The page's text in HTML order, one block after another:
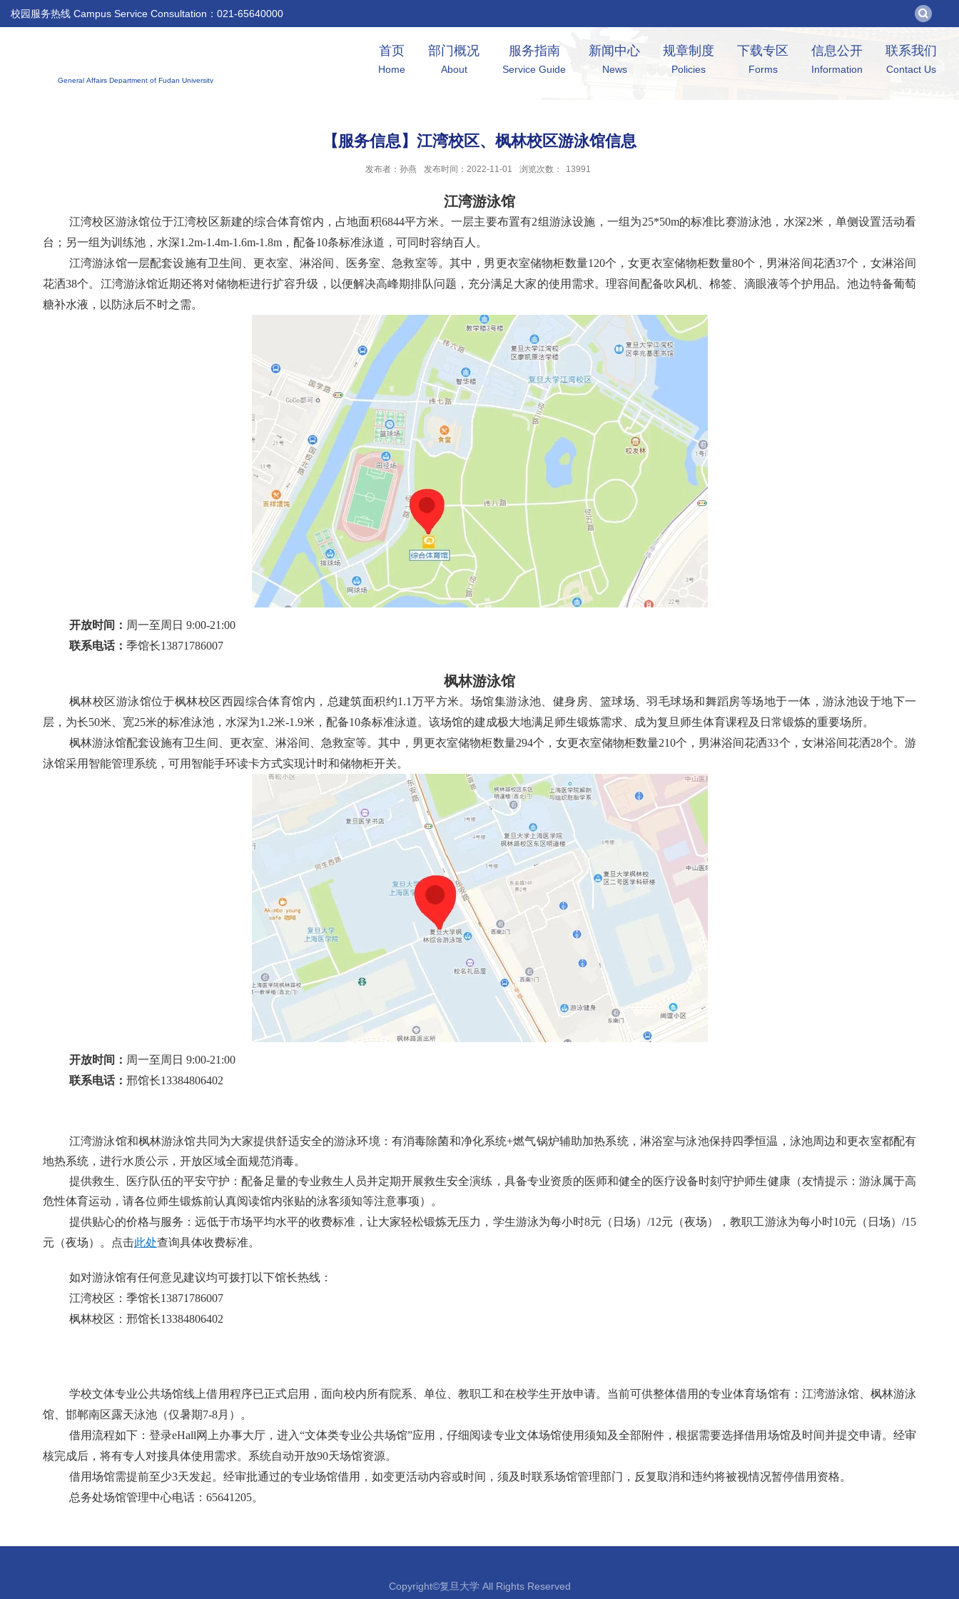
校园服务热线 Campus Service Consultation：021-65640000
首页
Home
部门概况
About
服务指南
Service Guide
新闻中心
News
规章制度
Policies
下载专区
Forms
信息公开
Information
联系我们
Contact Us
【服务信息】江湾校区、枫林校区游泳馆信息
发布者：孙燕 发布时间：2022-11-01 浏览次数： 13991
江湾游泳馆
江湾校区游泳馆位于江湾校区新建的综合体育馆内，占地面积6844平方米。一层主要布置有2组游泳设施，一组为25*50m的标准比赛游泳池，水深2米，单侧设置活动看
台；另一组为训练池，水深1.2m-1.4m-1.6m-1.8m，配备10条标准泳道，可同时容纳百人。
江湾游泳馆一层配套设施有卫生间、更衣室、淋浴间、医务室、急救室等。其中，男更衣室储物柜数量120个，女更衣室储物柜数量80个，男淋浴间花洒37个，女淋浴间
花洒38个。江湾游泳馆近期还将对储物柜进行扩容升级，以便解决高峰期排队问题，充分满足大家的使用需求。理容间配备吹风机、棉签、滴眼液等个护用品。池边特备葡萄
糖补水液，以防泳后不时之需。
开放时间： 周一至周日 9:00-21:00
联系电话： 季馆长13871786007
枫林游泳馆
枫林校区游泳馆位于枫林校区西园综合体育馆内，总建筑面积约1.1万平方米。场馆集游泳池、健身房、篮球场、羽毛球场和舞蹈房等场地于一体，游泳池设于地下一
层，为长50米、宽25米的标准泳池，水深为1.2米-1.9米，配备10条标准泳道。该场馆的建成极大地满足师生锻炼需求、成为复旦师生体育课程及日常锻炼的重要场所。
枫林游泳馆配套设施有卫生间、更衣室、淋浴间、急救室等。其中，男更衣室储物柜数量294个，女更衣室储物柜数量210个，男淋浴间花洒33个，女淋浴间花洒28个。游
泳馆采用智能管理系统，可用智能手环读卡方式实现计时和储物柜开关。
开放时间： 周一至周日 9:00-21:00
联系电话： 邢馆长13384806402
江湾游泳馆和枫林游泳馆共同为大家提供舒适安全的游泳环境 ： 有消毒除菌和净化系统+燃气锅炉辅助加热系统， 淋浴室与泳池保持四季恒温 ， 泳池周边和更衣室都配有
地热系统 ， 进行水质公示 ， 开放区域全面规范消毒。
提供救生、医疗队伍的平安守护：配备足量的专业救生人员并定期开展救生安全演练，具备专业资质的医师和健全的医疗设备时刻守护师生健康（友情提示：游泳属于高
危性体育运动，请各位师生锻炼前认真阅读馆内张贴的泳客须知等注意事项）。
提供贴心的价格与服务：远低于市场平均水平的收费标准，让大家轻松锻炼无压力，学生游泳为每小时8元（日场）/12元（夜场），教职工游泳为每小时10元（日场）/15
元（夜场）。点击此处查询具体收费标准。
如对游泳馆有任何意见建议均可拨打以下馆长热线：
江湾校区： 季馆长13871786007
枫林校区： 邢馆长13384806402
学校文体专业公共场馆线上借用程序已正式启用，面向校内所有院系、单位、教职工和在校学生开放申请。当前可供整体借用的专业体育场馆有：江湾游泳馆、枫林游泳
馆、邯郸南区露天泳池（仅暑期7-8月）。
借用流程如下：登录eHall网上办事大厅，进入“文体类专业公共场馆”应用，仔细阅读专业文体场馆使用须知及全部附件，根据需要选择借用场馆及时间并提交申请。经审
核完成后，将有专人对接具体使用需求。系统自动开放90天场馆资源。
借用场馆需提前至少3天发起。经审批通过的专业场馆借用，如变更活动内容或时间，须及时联系场馆管理部门，反复取消和违约将被视情况暂停借用资格。
总务处场馆管理中心电话： 65641205。
Copyright©复旦大学 All Rights Reserved